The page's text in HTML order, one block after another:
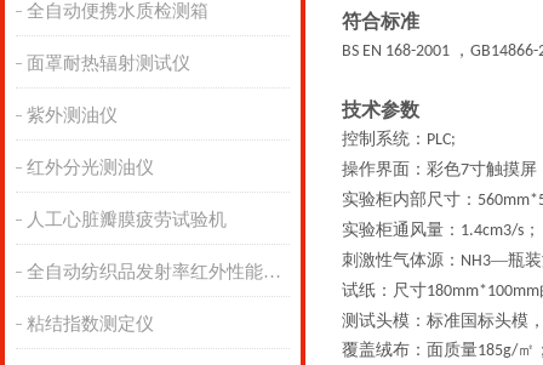
全自动便携水质检测箱
面罩耐热辐射测试仪
紫外测油仪
红外分光测油仪
人工心脏瓣膜疲劳试验机
全自动纺织品发射率红外性能分析
粘结指数测定仪
符合标准
BS EN 168-2001 ， GB14866-
技术参数
控制系统： PLC;
操作界面：彩色7寸触摸屏
实验柜内部尺寸：
实验柜通风量： 1.4cm3/s ；
刺激性气体源： NH3—瓶装
试纸：尺寸180mm*100mm
测试头模：标准国标头模
覆盖绒布：面质量185g/㎡